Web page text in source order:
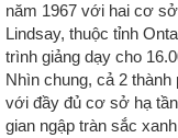
năm 1967 với hai cơ
Lindsay, thuộc tỉnh
trình giảng dạy cho
Nhìn chung, cả 2
với đầy đủ cơ sở hạ
gian ngập tràn sắc